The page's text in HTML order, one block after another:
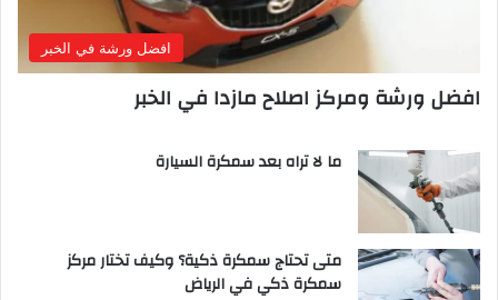
افضل ورشة في الخبر
افضل ورشة ومركز اصلاح مازدا في الخبر
ما لا تراه بعد سمكرة السيارة
متى تحتاج سمكرة ذكية؟ وكيف تختار مركز
سمكرة ذكي في الرياض